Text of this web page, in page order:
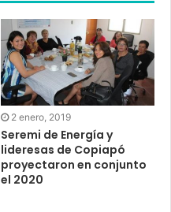
2 enero, 2019
Seremi de Energía y
lideresas de Copiapó
proyectaron en conjunto
el 2020